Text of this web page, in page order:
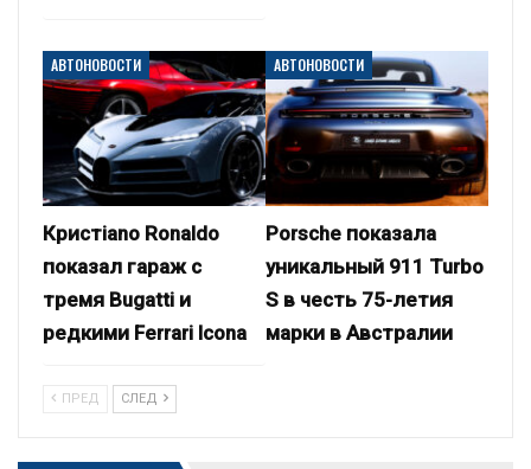
АВТОНОВОСТИ
Кристiano Ronaldo
показал гараж с
тремя Bugatti и
редкими Ferrari Icona
АВТОНОВОСТИ
Porsche показала
уникальный 911 Turbo
S в честь 75-летия
марки в Австралии
ПРЕД СЛЕД